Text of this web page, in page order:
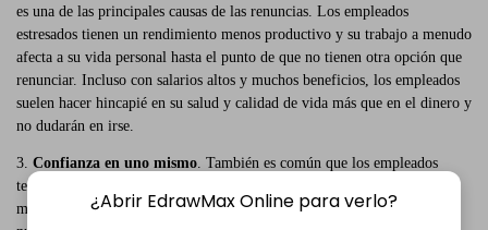
es una de las principales causas de las renuncias. Los empleados
estresados tienen un rendimiento menos productivo y su trabajo a menudo
afecta a su vida personal hasta el punto de que no tienen otra opción que
renunciar. Incluso con salarios altos y muchos beneficios, los empleados
suelen hacer hincapié en su salud y calidad de vida más que en el dinero y
no dudarán en irse.
3. Confianza en uno mismo . También es común que los empleados
tengan que irse por incompetencia. Puede que le falte confianza en sí
mismo para el gran desafío. A veces, puede sentirse difícil de adaptar al
¿Abrir EdrawMax Online para verlo?